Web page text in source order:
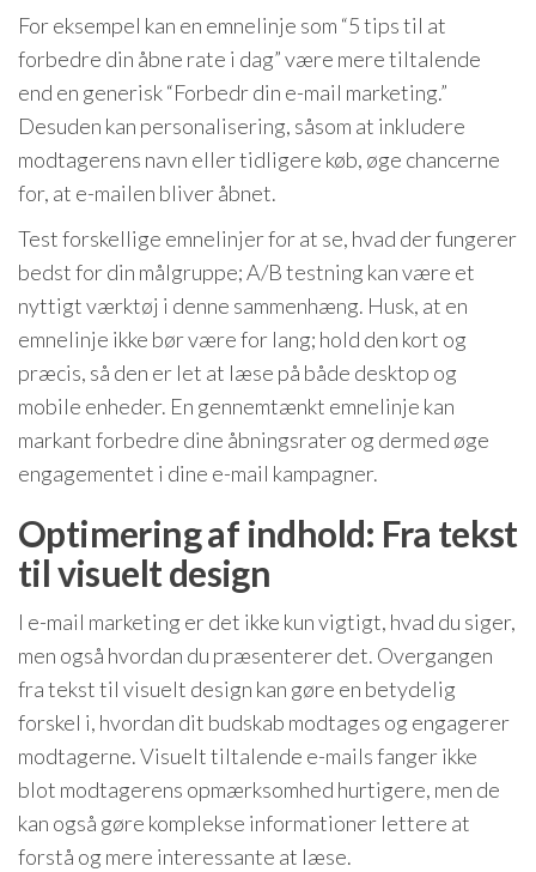
For eksempel kan en emnelinje som “5 tips til at
forbedre din åbne rate i dag” være mere tiltalende
end en generisk “Forbedr din e-mail marketing.”
Desuden kan personalisering, såsom at inkludere
modtagerens navn eller tidligere køb, øge chancerne
for, at e-mailen bliver åbnet.
Test forskellige emnelinjer for at se, hvad der fungerer
bedst for din målgruppe; A/B testning kan være et
nyttigt værktøj i denne sammenhæng. Husk, at en
emnelinje ikke bør være for lang; hold den kort og
præcis, så den er let at læse på både desktop og
mobile enheder. En gennemtænkt emnelinje kan
markant forbedre dine åbningsrater og dermed øge
engagementet i dine e-mail kampagner.
Optimering af indhold: Fra tekst
til visuelt design
I e-mail marketing er det ikke kun vigtigt, hvad du siger,
men også hvordan du præsenterer det. Overgangen
fra tekst til visuelt design kan gøre en betydelig
forskel i, hvordan dit budskab modtages og engagerer
modtagerne. Visuelt tiltalende e-mails fanger ikke
blot modtagerens opmærksomhed hurtigere, men de
kan også gøre komplekse informationer lettere at
forstå og mere interessante at læse.